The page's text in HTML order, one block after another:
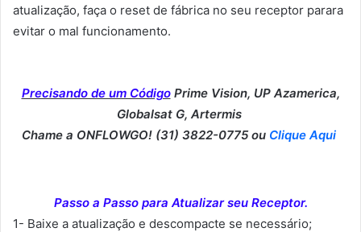
atualização, faça o reset de fábrica no seu receptor parara
evitar o mal funcionamento.
Precisando de um Código Prime Vision, UP Azamerica,
Globalsat G, Artermis
Chame a ONFLOWGO! (31) 3822-0775 ou Clique Aqui
Passo a Passo para Atualizar seu Receptor.
1- Baixe a atualização e descompacte se necessário;